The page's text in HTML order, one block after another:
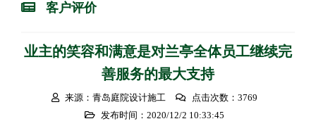
客户评价
业主的笑容和满意是对兰亭全体员工继续完
善服务的最大支持
来源：青岛庭院设计施工
点击次数：3769
发布时间：2020/12/2 10:33:45